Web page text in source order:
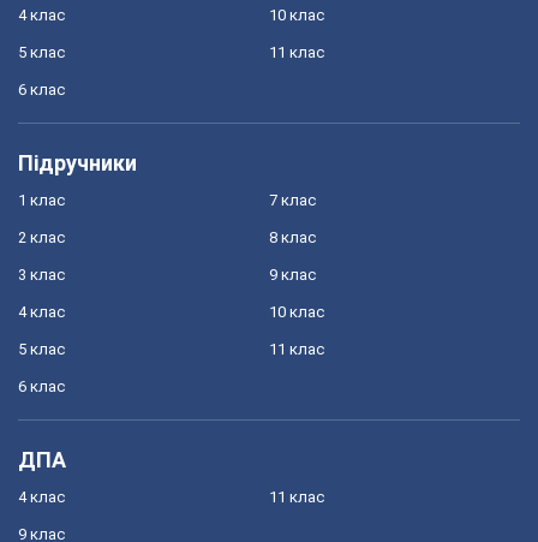
4 клас
5 клас
6 клас
10 клас
11 клас
Підручники
1 клас
2 клас
3 клас
4 клас
5 клас
6 клас
7 клас
8 клас
9 клас
10 клас
11 клас
ДПА
4 клас
9 клас
11 клас